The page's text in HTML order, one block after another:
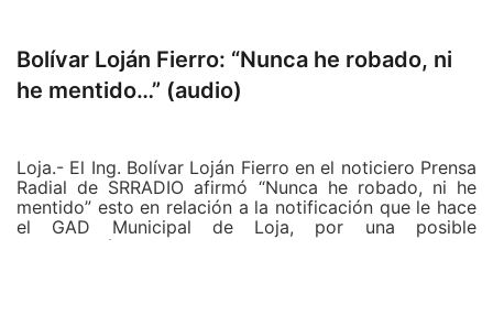
Bolívar Loján Fierro: “Nunca he robado, ni
he mentido…” (audio)
Loja.- El Ing. Bolívar Loján Fierro en el noticiero Prensa
Radial de SRRADIO afirmó “Nunca he robado, ni he
mentido” esto en relación a la notificación que le hace
el GAD Municipal de Loja, por una posible
construcción sin el debido permiso, para lo cual el